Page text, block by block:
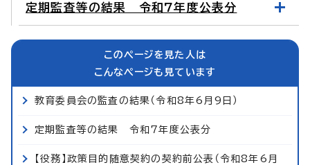
定期監査等の結果 令和7年度公表分
このページを見た人は
こんなページも見ています
教育委員会の監査の結果（令和8年6月9日）
定期監査等の結果 令和7年度公表分
【役務】政策目的随意契約の契約前公表（令和8年6月